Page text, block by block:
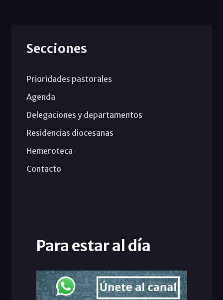
Secciones
Prioridades pastorales
Agenda
Delegaciones y departamentos
Residencias diocesanas
Hemeroteca
Contacto
Para estar al día